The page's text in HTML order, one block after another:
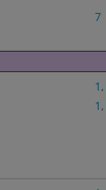
7
1 ,
1 ,